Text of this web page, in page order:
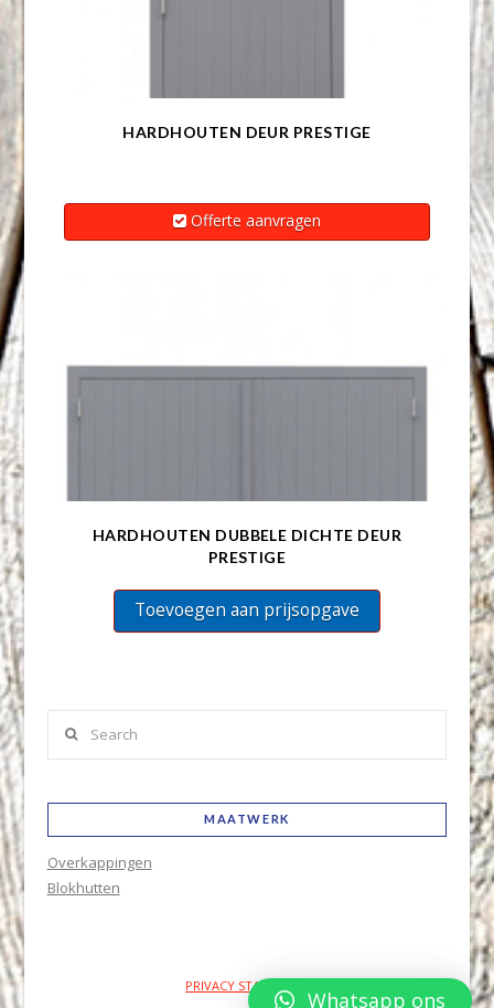
HARDHOUTEN DEUR PRESTIGE
Offerte aanvragen
HARDHOUTEN DUBBELE DICHTE DEUR
PRESTIGE
Toevoegen aan prijsopgave
MAATWERK
Overkappingen
Blokhutten
PRIVACY STATEMENT
Whatsapp ons